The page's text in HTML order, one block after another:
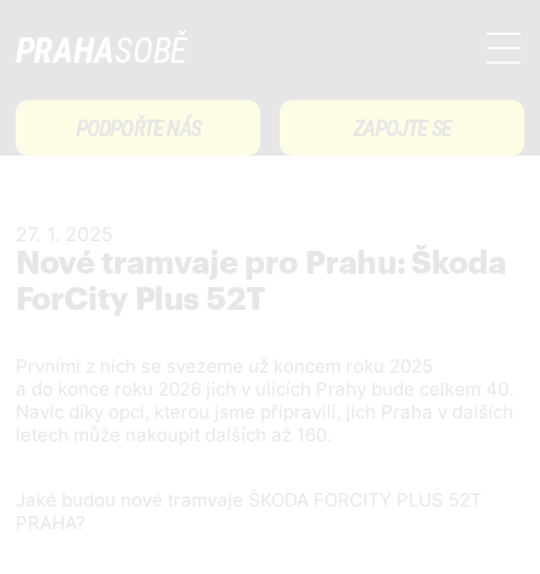
PRAHASOBĚ
PODPOŘTE NÁS ZAPOJTE SE
27. 1. 2025
Nové tramvaje pro Prahu: Škoda
ForCity Plus 52T
Prvními z nich se svezeme už koncem roku 2025
a do konce roku 2026 jich v ulicích Prahy bude celkem 40.
Navíc díky opci, kterou jsme připravili, jich Praha v dalších
letech může nakoupit dalších až 160.
Jaké budou nové tramvaje ŠKODA FORCITY PLUS 52T
PRAHA?